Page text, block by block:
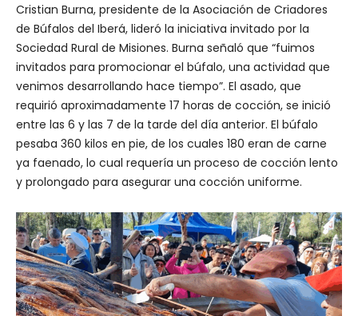
Cristian Burna, presidente de la Asociación de Criadores
de Búfalos del Iberá, lideró la iniciativa invitado por la
Sociedad Rural de Misiones. Burna señaló que “fuimos
invitados para promocionar el búfalo, una actividad que
venimos desarrollando hace tiempo”. El asado, que
requirió aproximadamente 17 horas de cocción, se inició
entre las 6 y las 7 de la tarde del día anterior. El búfalo
pesaba 360 kilos en pie, de los cuales 180 eran de carne
ya faenado, lo cual requería un proceso de cocción lento
y prolongado para asegurar una cocción uniforme.